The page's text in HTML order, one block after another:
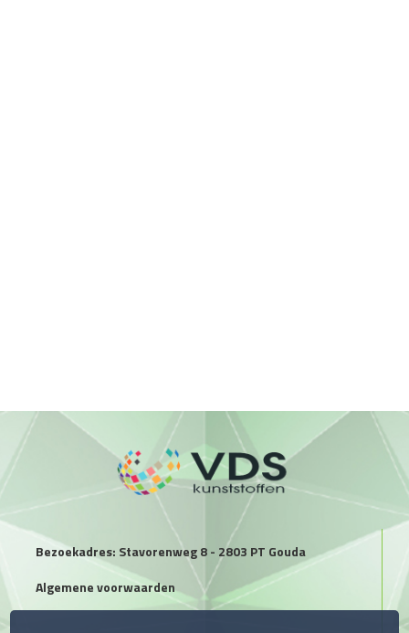
Bezoekadres: Stavorenweg 8 - 2803 PT Gouda
Algemene voorwaarden